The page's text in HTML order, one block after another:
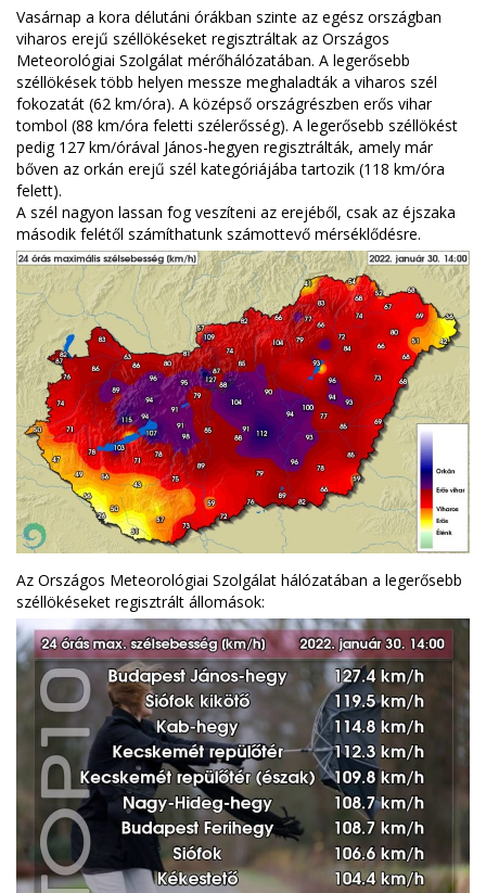
Vasárnap a kora délutáni órákban szinte az egész országban
viharos erejű széllökéseket regisztráltak az Országos
Meteorológiai Szolgálat mérőhálózatában. A legerősebb
széllökések több helyen messze meghaladták a viharos szél
fokozatát (62 km/óra). A középső országrészben erős vihar
tombol (88 km/óra feletti szélerősség). A legerősebb széllökést
pedig 127 km/órával János-hegyen regisztrálták, amely már
bőven az orkán erejű szél kategóriájába tartozik (118 km/óra
felett).
A szél nagyon lassan fog veszíteni az erejéből, csak az éjszaka
második felétől számíthatunk számottevő mérséklődésre.
Az Országos Meteorológiai Szolgálat hálózatában a legerősebb
széllökéseket regisztrált állomások: